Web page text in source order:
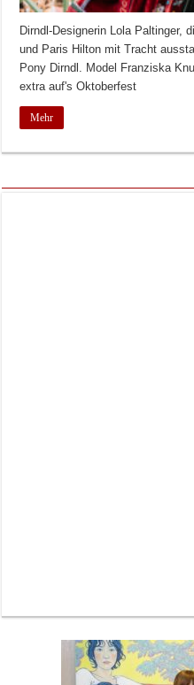
Dirndl-Designerin Lola Paltinger,
und Paris Hilton mit Tracht
Pony Dirndl. Model Franziska
extra auf's Oktoberfest
Mehr